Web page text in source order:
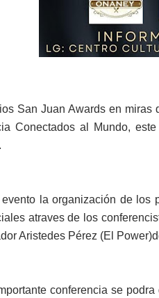
San Juan Awards en
Conectados al Mundo,
la organización de los
atraves de los
Aristedes Pérez (El
conferencia se